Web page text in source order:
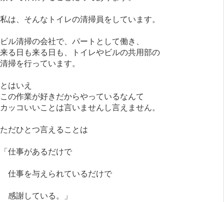
私は、そんなトイレの清掃員をしています。
ビル清掃の会社で、パートとして働き、
来る日も来る日も、トイレやビルの共用部の
清掃を行っています。
とはいえ
この作業が好きだからやっているなんて
カッコいいことは言いませんし言えません。
ただひとつ言えることは
「仕事があるだけで
仕事を与えられているだけで
感謝している。」